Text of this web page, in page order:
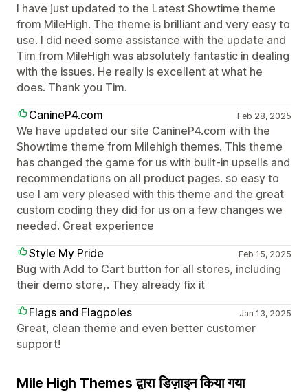
I have just updated to the Latest Showtime theme
from MileHigh. The theme is brilliant and very easy to
use. I did need some assistance with the update and
Tim from MileHigh was absolutely fantastic in dealing
with the issues. He really is excellent at what he
does. Thank you Tim.
CanineP4.com
Feb 28, 2025
We have updated our site CanineP4.com with the
Showtime theme from Milehigh themes. This theme
has changed the game for us with built-in upsells and
recommendations on all product pages. so easy to
use I am very pleased with this theme and the great
custom coding they did for us on a few changes we
needed. Great experience
Style My Pride
Feb 15, 2025
Bug with Add to Cart button for all stores, including
their demo store,. They already fix it
Flags and Flagpoles
Jan 13, 2025
Great, clean theme and even better customer
support!
Mile High Themes द्वारा डिज़ाइन किया गया